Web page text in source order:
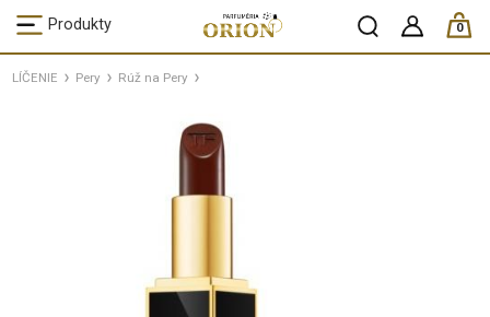
Produkty 0
ks /
LÍČENIE Pery Rúž na Pery